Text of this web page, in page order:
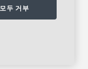
모두 거부